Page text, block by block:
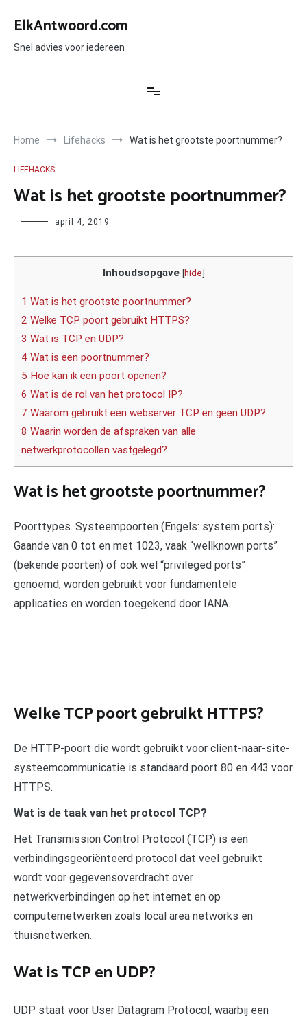
naar
inhoud
ElkAntwoord.com
Snel advies voor iedereen
Home Lifehacks Wat is het grootste poortnummer?
LIFEHACKS
Wat is het grootste poortnummer?
Author april 4, 2019
Inhoudsopgave [hide]
1 Wat is het grootste poortnummer?
2 Welke TCP poort gebruikt HTTPS?
3 Wat is TCP en UDP?
4 Wat is een poortnummer?
5 Hoe kan ik een poort openen?
6 Wat is de rol van het protocol IP?
7 Waarom gebruikt een webserver TCP en geen UDP?
8 Waarin worden de afspraken van alle
netwerkprotocollen vastgelegd?
Wat is het grootste poortnummer?
Poorttypes. Systeempoorten (Engels: system ports):
Gaande van 0 tot en met 1023, vaak “wellknown ports”
(bekende poorten) of ook wel “privileged ports”
genoemd, worden gebruikt voor fundamentele
applicaties en worden toegekend door IANA.
Welke TCP poort gebruikt HTTPS?
De HTTP-poort die wordt gebruikt voor client-naar-site-
systeemcommunicatie is standaard poort 80 en 443 voor
HTTPS.
Wat is de taak van het protocol TCP?
Het Transmission Control Protocol (TCP) is een
verbindingsgeoriënteerd protocol dat veel gebruikt
wordt voor gegevensoverdracht over
netwerkverbindingen op het internet en op
computernetwerken zoals local area networks en
thuisnetwerken.
Wat is TCP en UDP?
UDP staat voor User Datagram Protocol, waarbij een